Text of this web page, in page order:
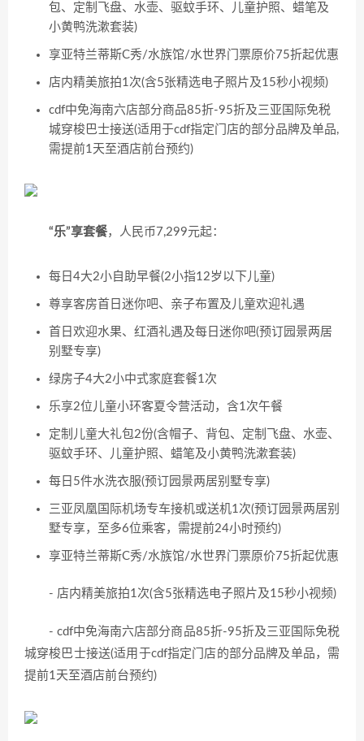
包、定制飞盘、水壶、驱蚊手环、儿童护照、蜡笔及
小黄鸭洗漱套装)
享亚特兰蒂斯C秀/水族馆/水世界门票原价75折起优惠
店内精美旅拍1次(含5张精选电子照片及15秒小视频)
cdf中免海南六店部分商品85折-95折及三亚国际免税
城穿梭巴士接送(适用于cdf指定门店的部分品牌及单品,
需提前1天至酒店前台预约)
“乐”享套餐，人民币7,299元起：
每日4大2小自助早餐(2小指12岁以下儿童)
尊享客房首日迷你吧、亲子布置及儿童欢迎礼遇
首日欢迎水果、红酒礼遇及每日迷你吧(预订园景两居
别墅专享)
绿房子4大2小中式家庭套餐1次
乐享2位儿童小环客夏令营活动，含1次午餐
定制儿童大礼包2份(含帽子、背包、定制飞盘、水壶、
驱蚊手环、儿童护照、蜡笔及小黄鸭洗漱套装)
每日5件水洗衣服(预订园景两居别墅专享)
三亚凤凰国际机场专车接机或送机1次(预订园景两居别
墅专享，至多6位乘客，需提前24小时预约)
享亚特兰蒂斯C秀/水族馆/水世界门票原价75折起优惠
- 店内精美旅拍1次(含5张精选电子照片及15秒小视频)
- cdf中免海南六店部分商品85折-95折及三亚国际免税
城穿梭巴士接送(适用于cdf指定门店的部分品牌及单品，需
提前1天至酒店前台预约)